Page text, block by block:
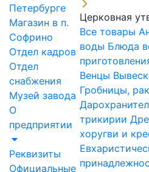
Петербурге
Магазин в п.
Софрино
Отдел кадров
Отдел
снабжения
Музей завода
О
предприятии
Реквизиты
Официальные
Церковная
Все товары
воды Блюда
Венцы
Гробницы,
трикирии
хоругви и